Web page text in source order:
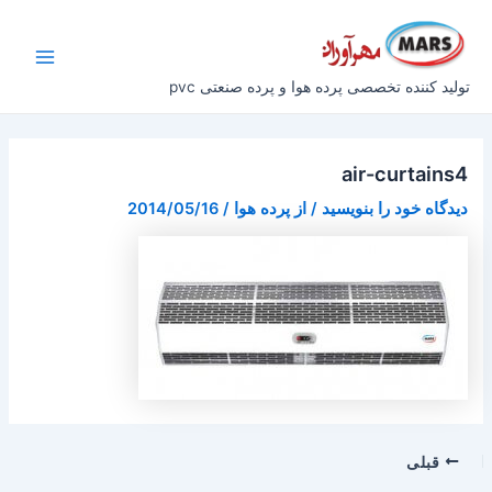
محتوا
تولید کننده تخصصی پرده هوا و پرده صنعتی pvc
air-curtains4
دیدگاه‌ خود را بنویسید / از پرده هوا/
2014/05/16
نوشته
قبلی